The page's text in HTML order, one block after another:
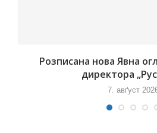
Розписана нова Явна
директора
7. авґуст